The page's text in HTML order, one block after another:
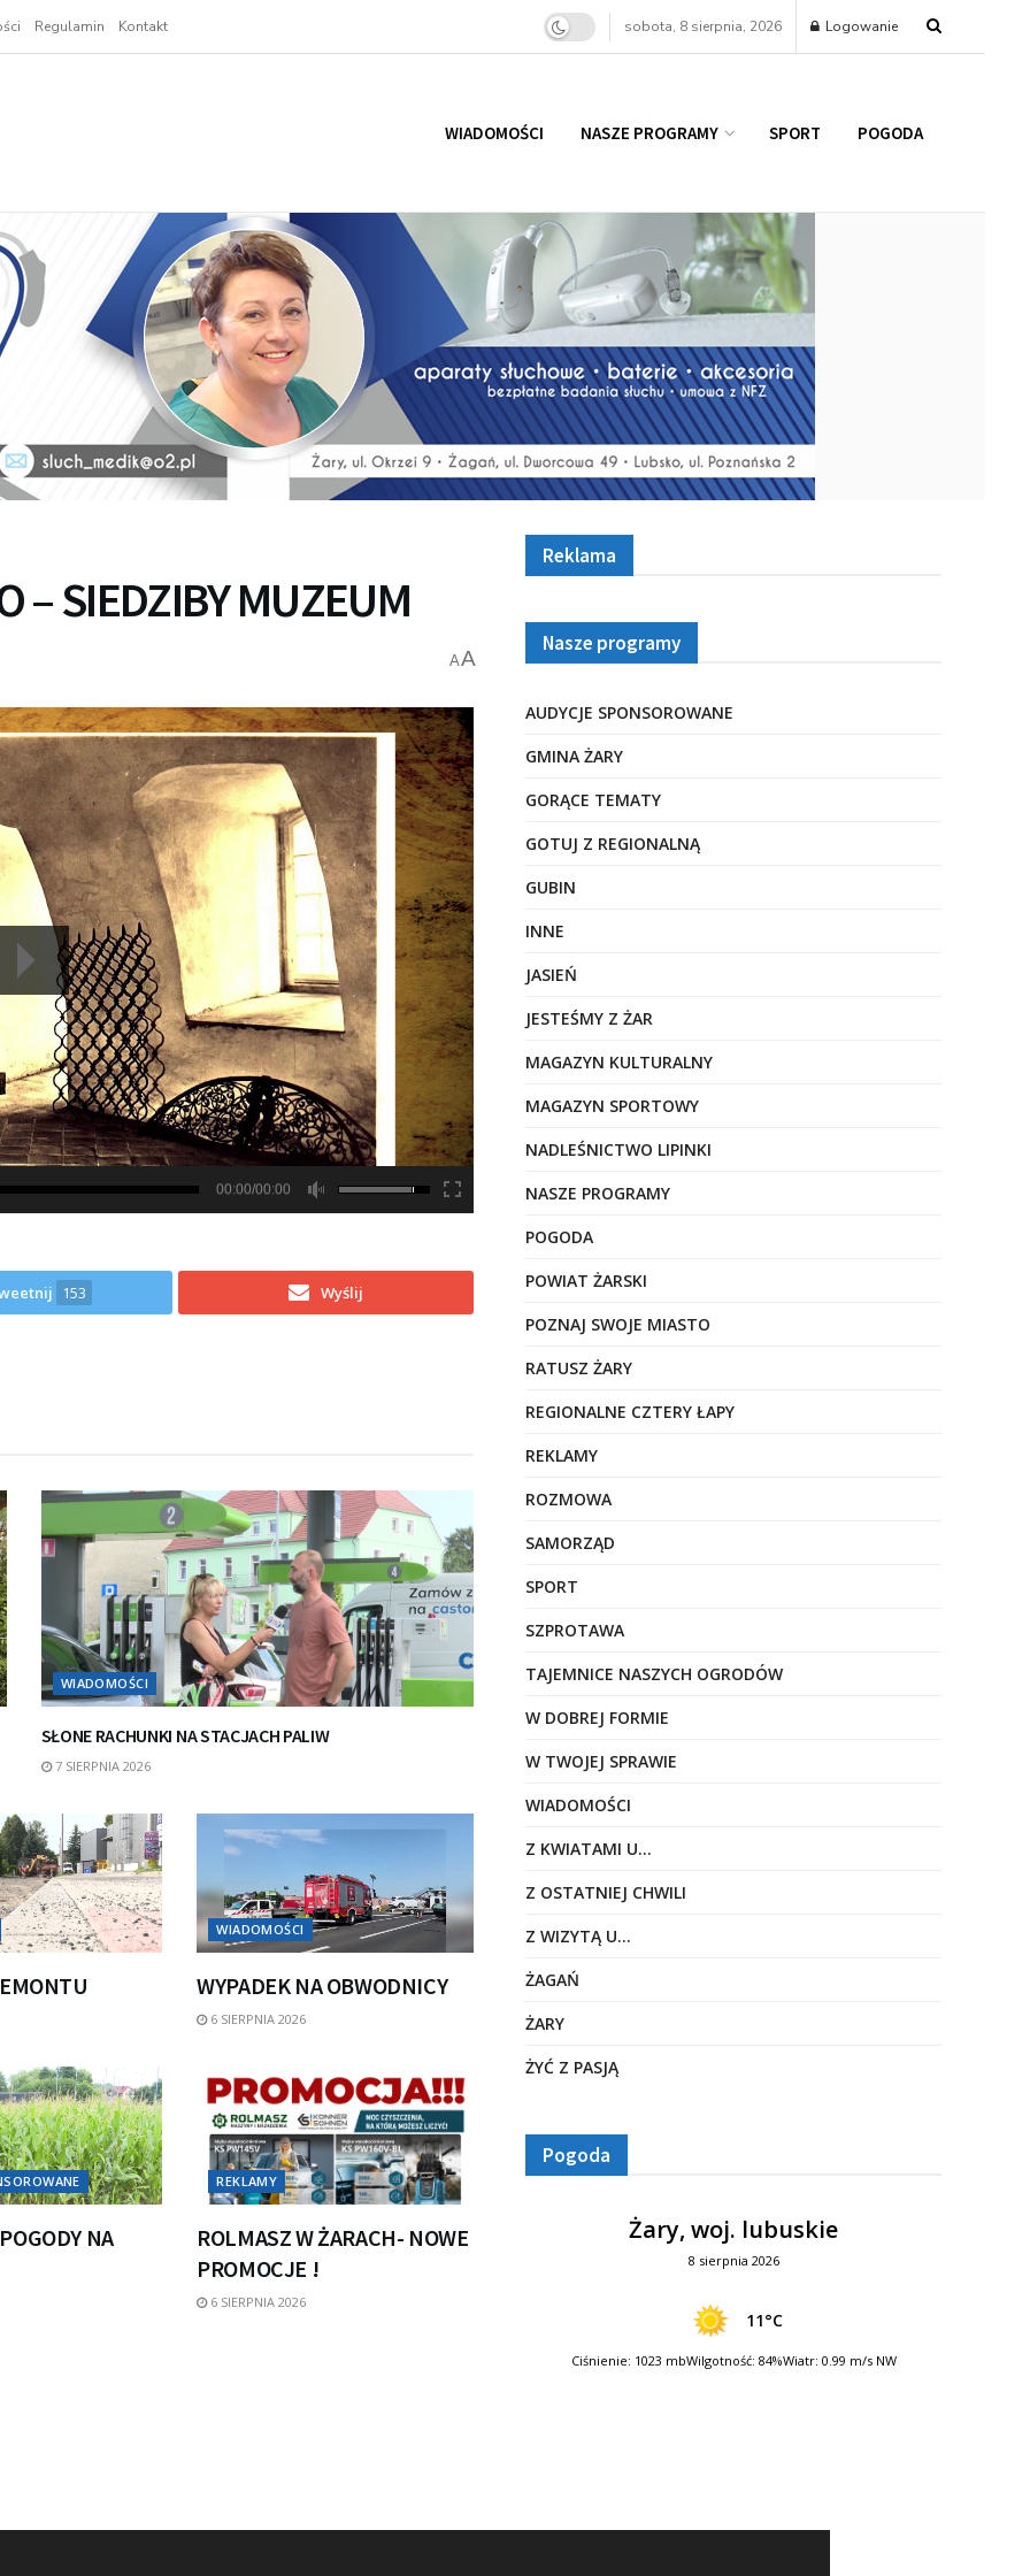
Regulamin Kontakt sobota, 8 sierpnia, 2026 Logowanie
WIADOMOŚCI NASZE PROGRAMY SPORT POGODA
– SIEDZIBY MUZEUM
AA
00:00/00:00
153 Wyślij
WIADOMOŚCI
SŁONE RACHUNKI NA STACJACH PALIW
7 SIERPNIA 2026
WIADOMOŚCI
WYPADEK NA OBWODNICY
6 SIERPNIA 2026
NA
REKLAMY
ROLMASZ W ŻARACH- NOWE
PROMOCJE !
6 SIERPNIA 2026
Reklama
Nasze programy
AUDYCJE SPONSOROWANE
GMINA ŻARY
GORĄCE TEMATY
GOTUJ Z REGIONALNĄ
GUBIN
INNE
JASIEŃ
JESTEŚMY Z ŻAR
MAGAZYN KULTURALNY
MAGAZYN SPORTOWY
NADLEŚNICTWO LIPINKI
NASZE PROGRAMY
POGODA
POWIAT ŻARSKI
POZNAJ SWOJE MIASTO
RATUSZ ŻARY
REGIONALNE CZTERY ŁAPY
REKLAMY
ROZMOWA
SAMORZĄD
SPORT
SZPROTAWA
TAJEMNICE NASZYCH OGRODÓW
W DOBREJ FORMIE
W TWOJEJ SPRAWIE
WIADOMOŚCI
Z KWIATAMI U…
Z OSTATNIEJ CHWILI
Z WIZYTĄ U…
ŻAGAŃ
ŻARY
ŻYĆ Z PASJĄ
Pogoda
Żary, woj. lubuskie
8 sierpnia 2026
11°C
Ciśnienie: 1023 mbWilgotność: 84%Wiatr: 0.99 m/s NW